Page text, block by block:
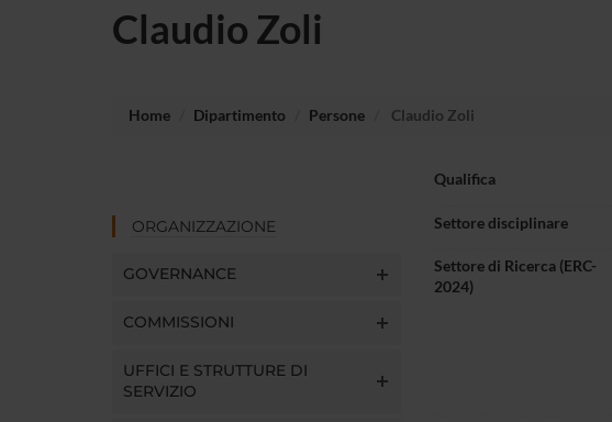
Claudio Zoli
Home Dipartimento Persone Claudio Zoli
ORGANIZZAZIONE
GOVERNANCE
COMMISSIONI
UFFICI E STRUTTURE DI
SERVIZIO
Qualifica
Settore disciplinare
Settore di Ricerca (ERC-
2024)